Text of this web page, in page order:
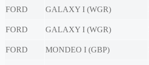
FORD
GALAXY I (WGR)
FORD
GALAXY I (WGR)
FORD
MONDEO I (GBP)